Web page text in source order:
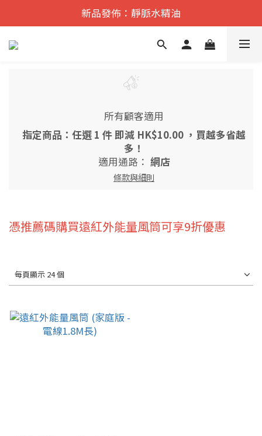
遠紅外舒痛·理療    香港No.1
新品發佈：靜脈水精油
遠紅外舒痛·理療    香港No.1
所有顧客適用
指定商品：任選 1 件 即減 HK$10.00 ，買越多省越
多！
適用通路： 網店
條款與細則
憑推薦碼購買遠紅外能量風筒可享9折優惠
每頁顯示 24 個